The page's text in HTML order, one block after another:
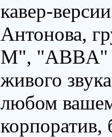
кавер-
Антонова,
M", "ABBA"
живого
любом
корпоратив,